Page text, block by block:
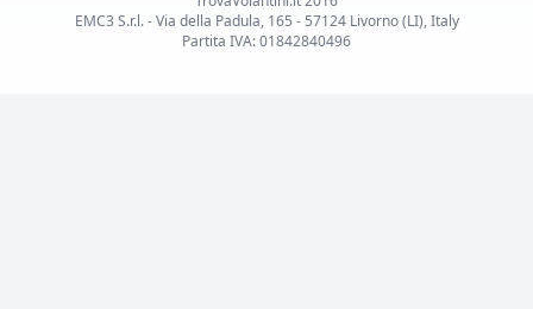
EMC3 S.r.l. - Via della Padula, 165 - 57124 Livorno (LI), Italy
Partita IVA: 01842840496